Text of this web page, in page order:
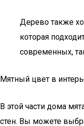
Дерево также
которая
современных,
Мятный цвет в
В этой части дома
стен. Вы можете